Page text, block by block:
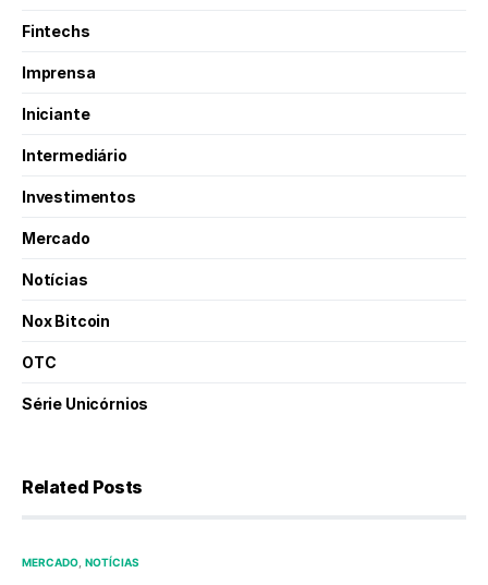
Fintechs
Imprensa
Iniciante
Intermediário
Investimentos
Mercado
Notícias
Nox Bitcoin
OTC
Série Unicórnios
Related Posts
MERCADO NOTÍCIAS